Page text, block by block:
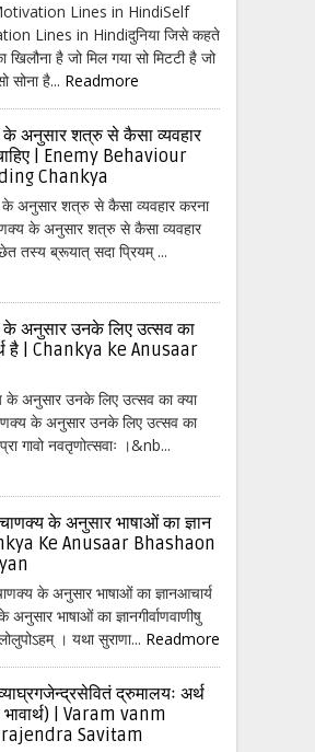
Lines in HindiSelf
Lines in Hindiदुनिया जिसे कहते
खिलौना है जो मिल गया सो मिटटी है जो
सोना है... Readmore
अनुसार शत्रु से कैसा व्यवहार
| Enemy Behaviour
Chankya
अनुसार शत्रु से कैसा व्यवहार करना
के अनुसार शत्रु से कैसा व्यवहार
तस्य ब्रूयात् सदा प्रियम् ...
के अनुसार उनके लिए उत्सव का
है | Chankya ke Anusaar
के अनुसार उनके लिए उत्सव का क्या
के अनुसार उनके लिए उत्सव का
गावो नवतृणोत्सवाः ।&nb...
के अनुसार भाषाओं का ज्ञान
Ke Anusaar Bhashaon
के अनुसार भाषाओं का ज्ञानआचार्य
भाषाओं का ज्ञानगीर्वाणवाणीषु
। यथा सुराणा... Readmore
द्रुमालयः अर्थ
भावार्थ) | Varam vanm
Savitam